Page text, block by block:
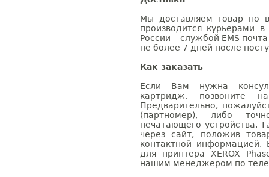
Мы доставляем товар по
производится курьерами
России – службой EMS
не более 7 дней после
Как заказать
Если Вам нужна
картридж, позвоните
Предварительно,
(партномер), либо
печатающего устройства.
через сайт, положив
контактной информацией.
для принтера XEROX
нашим менеджером по